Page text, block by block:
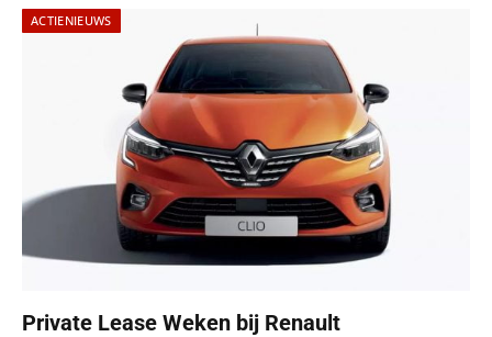
ACTIENIEUWS
Private Lease Weken bij Renault